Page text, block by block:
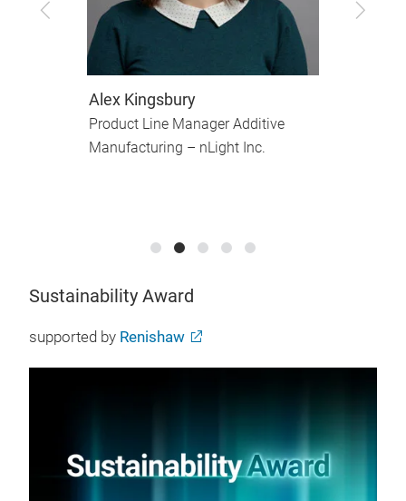
Zurück Vor
Alex Kingsbury
Product Line Manager Additive
Manufacturing – nLight Inc.
Sustainability Award
supported by Renishaw